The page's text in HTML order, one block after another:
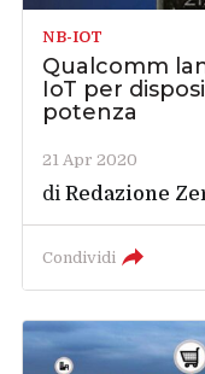
NB-IOT
Qualcomm
IoT per
potenza
21 Apr 2020
diRedazione
Condividi